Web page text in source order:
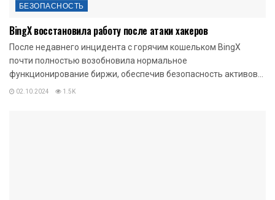
БЕЗОПАСНОСТЬ
BingX восстановила работу после атаки хакеров
После недавнего инцидента с горячим кошельком BingX
почти полностью возобновила нормальное
функционирование биржи, обеспечив безопасность активов...
02.10.2024 1.5K